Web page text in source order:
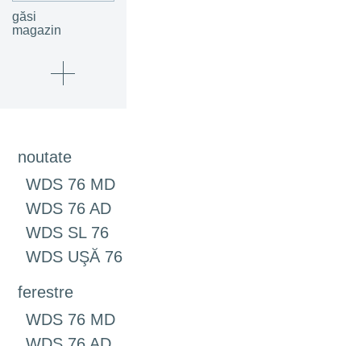
găsi
magazin
noutate
WDS 76 MD
WDS 76 AD
WDS SL 76
WDS UŞĂ 76
ferestre
WDS 76 MD